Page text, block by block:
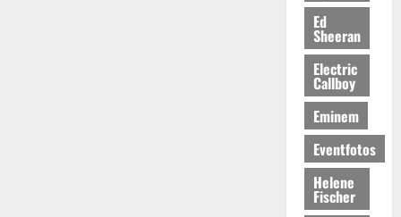
Ed
Sheeran
Electric
Callboy
Eminem
Eventfotos
Helene
Fischer